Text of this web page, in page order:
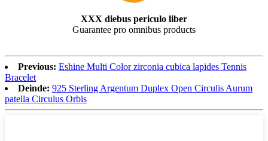
XXX diebus periculo liber
Guarantee pro omnibus products
Previous: Eshine Multi Color zirconia cubica lapides Tennis
Bracelet
Deinde: 925 Sterling Argentum Duplex Open Circulis Aurum
patella Circulus Orbis